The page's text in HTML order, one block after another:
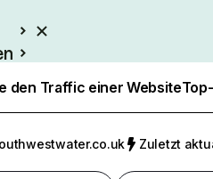
den Traffic einer Website
Zuletzt